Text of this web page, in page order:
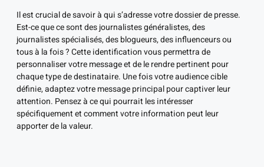
Il est crucial de savoir à qui s’adresse votre dossier de presse.
Est-ce que ce sont des journalistes généralistes, des
journalistes spécialisés, des blogueurs, des influenceurs ou
tous à la fois ? Cette identification vous permettra de
personnaliser votre message et de le rendre pertinent pour
chaque type de destinataire. Une fois votre audience cible
définie, adaptez votre message principal pour captiver leur
attention. Pensez à ce qui pourrait les intéresser
spécifiquement et comment votre information peut leur
apporter de la valeur.